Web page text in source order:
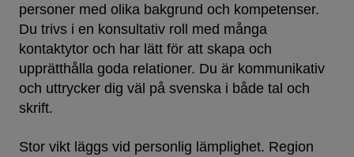
personer med olika bakgrund och kompetenser.
Du trivs i en konsultativ roll med många
kontaktytor och har lätt för att skapa och
upprätthålla goda relationer. Du är kommunikativ
och uttrycker dig väl på svenska i både tal och
skrift.
Stor vikt läggs vid personlig lämplighet. Region